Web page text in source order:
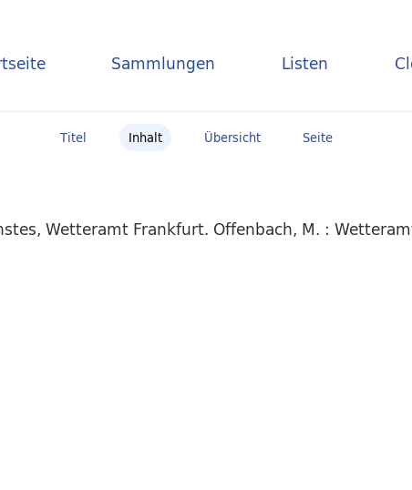
Sammlungen Listen
Titel Inhalt Übersicht Seite
Wetteramt Frankfurt. Offenbach, M. :